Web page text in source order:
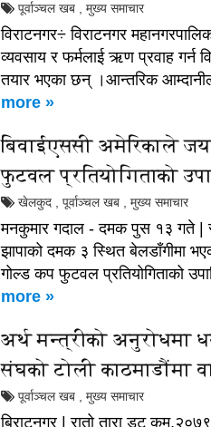
पूर्वाञ्चल खब मुख्य समाचार
विराटनगर÷ विराटनगर
व्यवसाय र फर्मलाई ऋण प्रवाह गर्न
तयार भएका छन् ।आन्तरिक
more »
बिवाईएससी अमेरिकाले
फुटवल प्रतियोगिताको
खेलकुद पूर्वाञ्चल खब मुख्य समाचार
मनकुमार गदाल - दमक पुस १३ गते |
झापाको दमक ३ स्थित बेलडाँगीमा
गोल्ड कप फुटवल प्रतियोगिताको
more »
अर्थ मन्त्रीको अनुरोधमा
संघको टोली काठमाडौंमा
पूर्वाञ्चल खब मुख्य समाचार
बिराटनगर | रातो तारा डट